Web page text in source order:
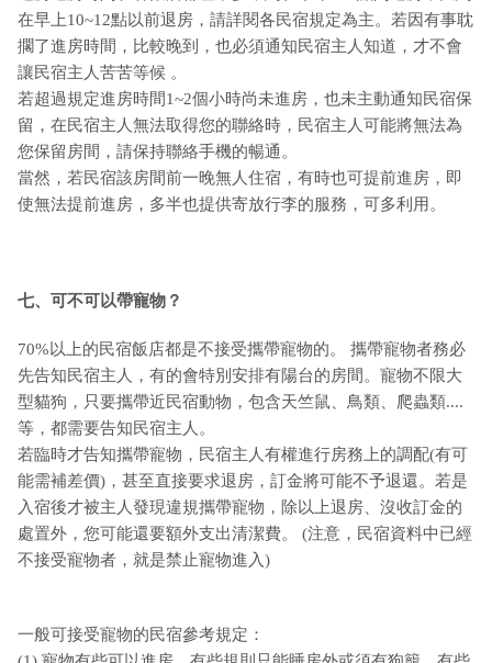
在早上10~12點以前退房，請詳閱各民宿規定為主。若因有事耽
擱了進房時間，比較晚到，也必須通知民宿主人知道，才不會
讓民宿主人苦苦等候 。
若超過規定進房時間1~2個小時尚未進房，也未主動通知民宿保
留，在民宿主人無法取得您的聯絡時，民宿主人可能將無法為
您保留房間，請保持聯絡手機的暢通。
當然，若民宿該房間前一晚無人住宿，有時也可提前進房，即
使無法提前進房，多半也提供寄放行李的服務，可多利用。
七、可不可以帶寵物？
70%以上的民宿飯店都是不接受攜帶寵物的。 攜帶寵物者務必
先告知民宿主人，有的會特別安排有陽台的房間。寵物不限大
型貓狗，只要攜帶近民宿動物，包含天竺鼠、鳥類、爬蟲類....
等，都需要告知民宿主人。
若臨時才告知攜帶寵物，民宿主人有權進行房務上的調配(有可
能需補差價)，甚至直接要求退房，訂金將可能不予退還。若是
入宿後才被主人發現違規攜帶寵物，除以上退房、沒收訂金的
處置外，您可能還要額外支出清潔費。 (注意，民宿資料中已經
不接受寵物者，就是禁止寵物進入)
一般可接受寵物的民宿參考規定：